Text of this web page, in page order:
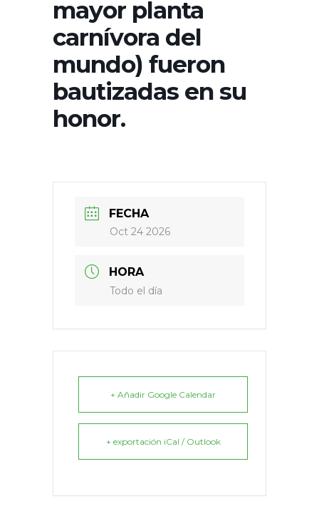
mayor planta
carnívora del
mundo) fueron
bautizadas en su
honor.
FECHA
Oct 24 2026
HORA
Todo el día
+ Añadir Google Calendar
+ exportación iCal / Outlook